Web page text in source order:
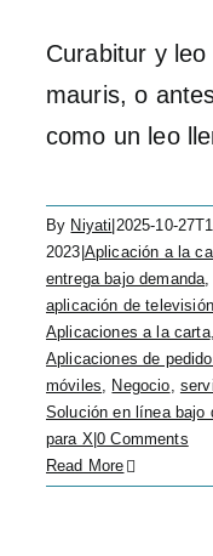
Curabitur y
mauris, o
como un leo
By Niyati 2025-10-
2023 Aplicación a la
entrega bajo demanda,
aplicación de
Aplicaciones a la carta
Aplicaciones de
móviles, Negocio,
Solución en línea bajo
para X|0 Comments
Read More